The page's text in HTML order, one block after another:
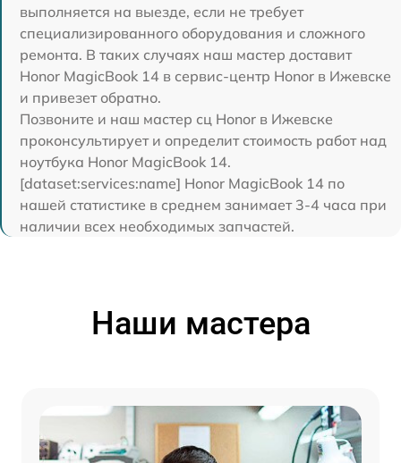
выполняется на выезде, если не требует
специализированного оборудования и сложного
ремонта. В таких случаях наш мастер доставит
Honor MagicBook 14 в сервис-центр Honor в Ижевске
и привезет обратно.
Позвоните и наш мастер сц Honor в Ижевске
проконсультирует и определит стоимость работ над
ноутбука Honor MagicBook 14.
[dataset:services:name] Honor MagicBook 14 по
нашей статистике в среднем занимает 3-4 часа при
наличии всех необходимых запчастей.
Наши мастера